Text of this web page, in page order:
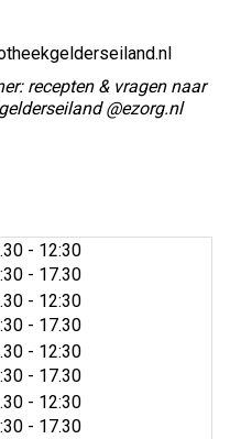
recepten & vragen naar
@ezorg.nl
tot
- 12:30
tot
- 17.30
tot
- 12:30
tot
- 17.30
tot
- 12:30
tot
- 17.30
tot
- 12:30
tot
- 17.30